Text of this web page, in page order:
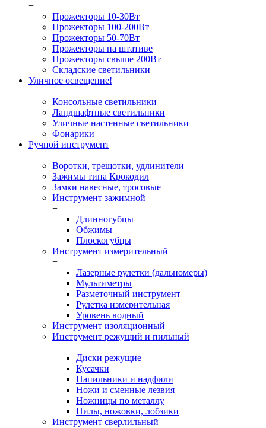
+
Прожекторы 10-30Вт
Прожекторы 100-200Вт
Прожекторы 50-70Вт
Прожекторы на штативе
Прожекторы свыше 200Вт
Складские светильники
Уличное освещение!
+
Консольные светильники
Ландшафтные светильники
Уличные настенные светильники
Фонарики
Ручной инструмент
+
Воротки, трещотки, удлинители
Зажимы типа Крокодил
Замки навесные, тросовые
Инструмент зажимной
+
Длинногубцы
Обжимы
Плоскогубцы
Инструмент измерительный
+
Лазерные рулетки (дальномеры)
Мультиметры
Разметочный инструмент
Рулетка измерительная
Уровень водный
Инструмент изоляционный
Инструмент режущий и пильный
+
Диски режущие
Кусачки
Напильники и надфили
Ножи и сменные лезвия
Ножницы по металлу
Пилы, ножовки, лобзики
Инструмент сверлильный